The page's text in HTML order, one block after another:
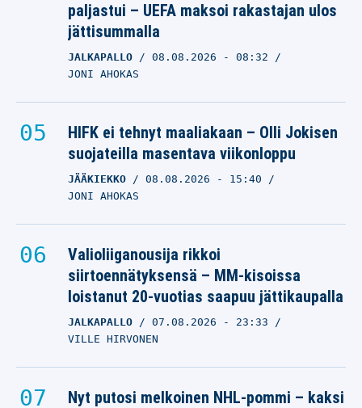
paljastui – UEFA maksoi rakastajan ulos
jättisummalla
JALKAPALLO 08.08.2026 - 08:32
JONI AHOKAS
HIFK ei tehnyt maaliakaan – Olli Jokisen
suojateilla masentava viikonloppu
JÄÄKIEKKO 08.08.2026 - 15:40
JONI AHOKAS
Valioliiganousija rikkoi
siirtoennätyksensä – MM-kisoissa
loistanut 20-vuotias saapuu jättikaupalla
JALKAPALLO 07.08.2026 - 23:33
VILLE HIRVONEN
Nyt putosi melkoinen NHL-pommi – kaksi